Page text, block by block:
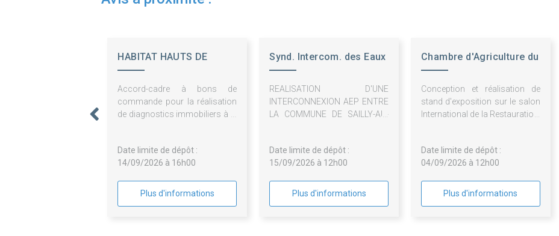
HABITAT HAUTS DE
Accord-cadre à bons de
commande pour la réalisation
de diagnostics immobiliers à la
opérations programmées
d'entretien du patrimoine du
Date limite de dépôt :
14/09/2026 à 16h00
Plus d'informations
Synd. Intercom. des Eaux
REALISATION D'UNE
INTERCONNEXION AEP ENTRE
LA COMMUNE DE SAILLY-AU-
Date limite de dépôt :
15/09/2026 à 12h00
Plus d'informations
Chambre d'Agriculture du
Conception et réalisation de
stand d'exposition sur le salon
International de la Restauration,
Date limite de dépôt :
04/09/2026 à 12h00
Plus d'informations